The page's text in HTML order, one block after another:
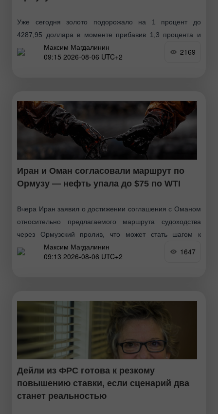
Уже сегодня золото подорожало на 1 процент до
4287,95 доллара в моменте прибавив 1,3 процента и
ненадолго протестировав 4300 долларов. Все это
продолжение крупнейшего рост за шесть месяцев после
Максим Магдалинин
09:15 2026-08-06 UTC+2
2169
Иран и Оман согласовали маршрут по
Ормузу — нефть упала до $75 по WTI
Вчера Иран заявил о достижении соглашения с Оманом
относительно предлагаемого маршрута судоходства
через Ормузский пролив, что может стать шагом к
возобновлению работы этого важнейшего водного пути
для поставок энергоносителей. Нефть
Максим Магдалинин
09:13 2026-08-06 UTC+2
1647
Дейли из ФРС готова к резкому
повышению ставки, если сценарий два
станет реальностью